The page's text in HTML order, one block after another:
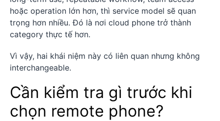
hoặc operation lớn hơn, thì service model sẽ quan
trọng hơn nhiều. Đó là nơi cloud phone trở thành
category thực tế hơn.
Vì vậy, hai khái niệm này có liên quan nhưng không
interchangeable.
Cần kiểm tra gì trước khi
chọn remote phone?